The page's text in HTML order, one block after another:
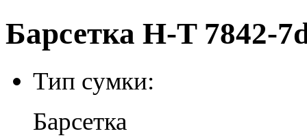
Барсетка H-T 7842-
Тип сумки:
Барсетка